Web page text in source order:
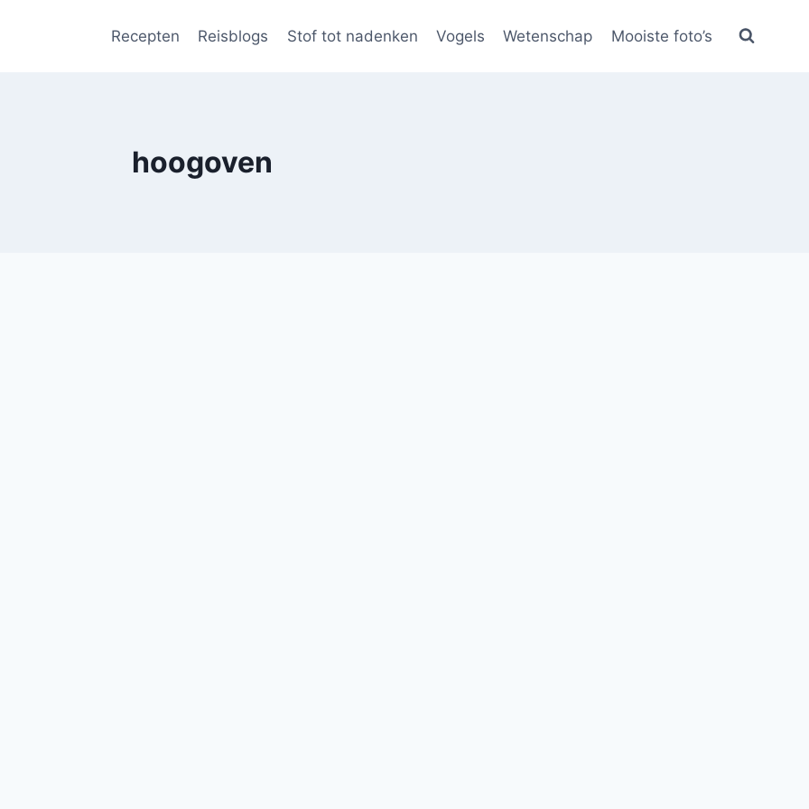
Recepten Reisblogs Stof tot nadenken Vogels Wetenschap Mooiste foto’s
hoogoven